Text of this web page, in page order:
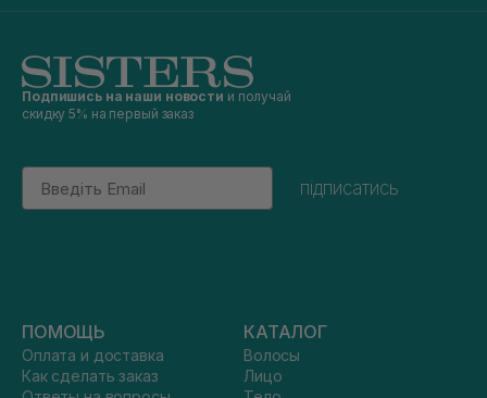
Подпишись на наши новости и получай
скидку 5% на первый заказ
Email
підписатись
ПОМОЩЬ
Оплата и доставка
Как сделать заказ
КАТАЛОГ
Волосы
Лицо